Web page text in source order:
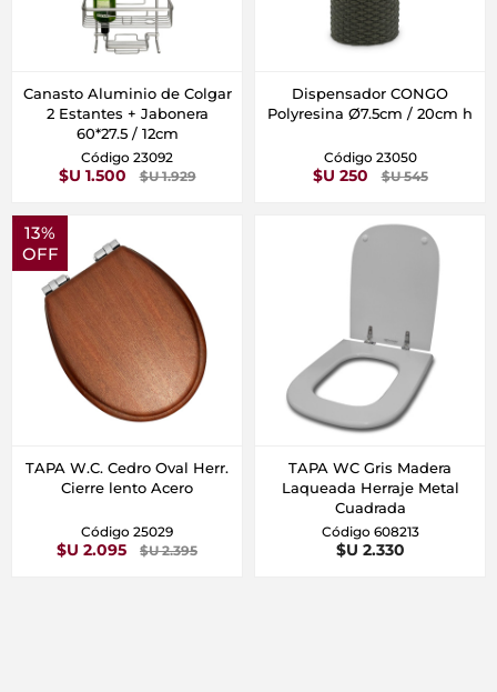
Canasto Aluminio de Colgar
2 Estantes + Jabonera
60*27.5 / 12cm
Código 23092
$U 1.500 $U 1.929
Dispensador CONGO
Polyresina Ø7.5cm / 20cm h
Código 23050
$U 250 $U 545
13%
OFF
TAPA W.C. Cedro Oval Herr.
Cierre lento Acero
Código 25029
$U 2.095 $U 2.395
TAPA WC Gris Madera
Laqueada Herraje Metal
Cuadrada
Código 608213
$U 2.330